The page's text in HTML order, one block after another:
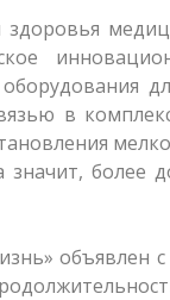
в
более
объявлен с